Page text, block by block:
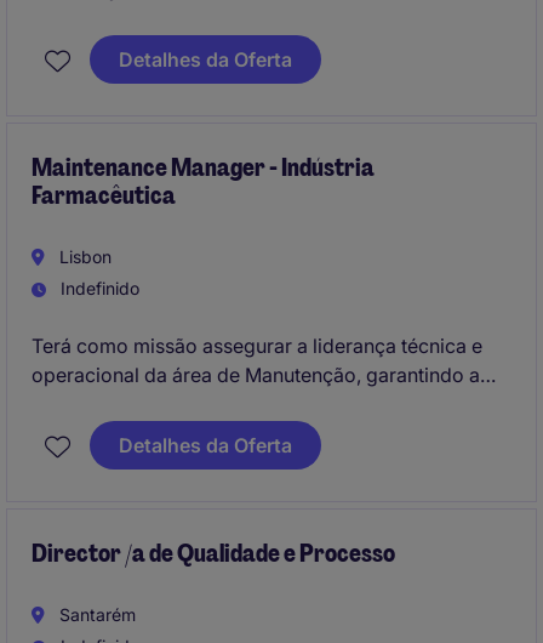
Detalhes da Oferta
Maintenance Manager - Indústria
Farmacêutica
Lisbon
Indefinido
Terá como missão assegurar a liderança técnica e
operacional da área de Manutenção, garantindo a
equipamentos e instalações industriais.
Detalhes da Oferta
Director /a de Qualidade e Processo
Santarém